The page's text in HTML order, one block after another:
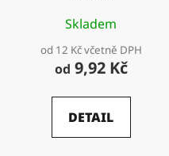
Skladem
od 12 Kč včetně DPH
od 9,92 Kč
DETAIL